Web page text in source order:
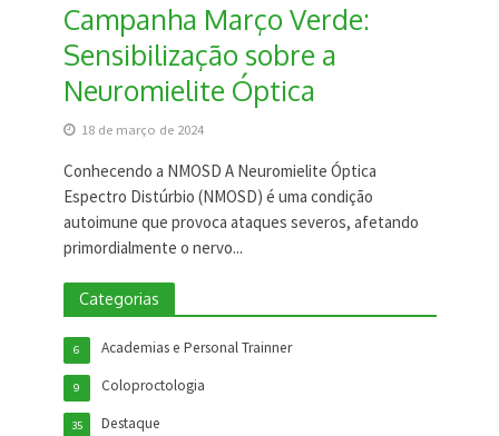
Campanha Março Verde:
Sensibilização sobre a
Neuromielite Óptica
18 de março de 2024
Conhecendo a NMOSD A Neuromielite Óptica
Espectro Distúrbio (NMOSD) é uma condição
autoimune que provoca ataques severos, afetando
primordialmente o nervo...
Categorias
Academias e Personal Trainner
6
Coloproctologia
9
Destaque
35